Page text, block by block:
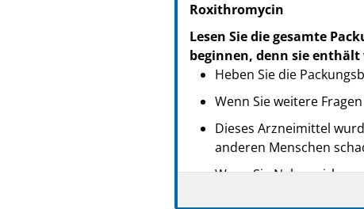
PPN: 110219748425
NTIN: 04150021974845
Roxithromycin
Lesen Sie die gesamte
beginnen, denn sie
Heben Sie die
Wenn Sie weitere
Dieses Arzneimittel
anderen Menschen
Wenn Sie
Nebenwirkungen, die